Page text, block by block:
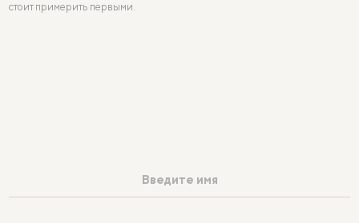
стоит примерить первыми.